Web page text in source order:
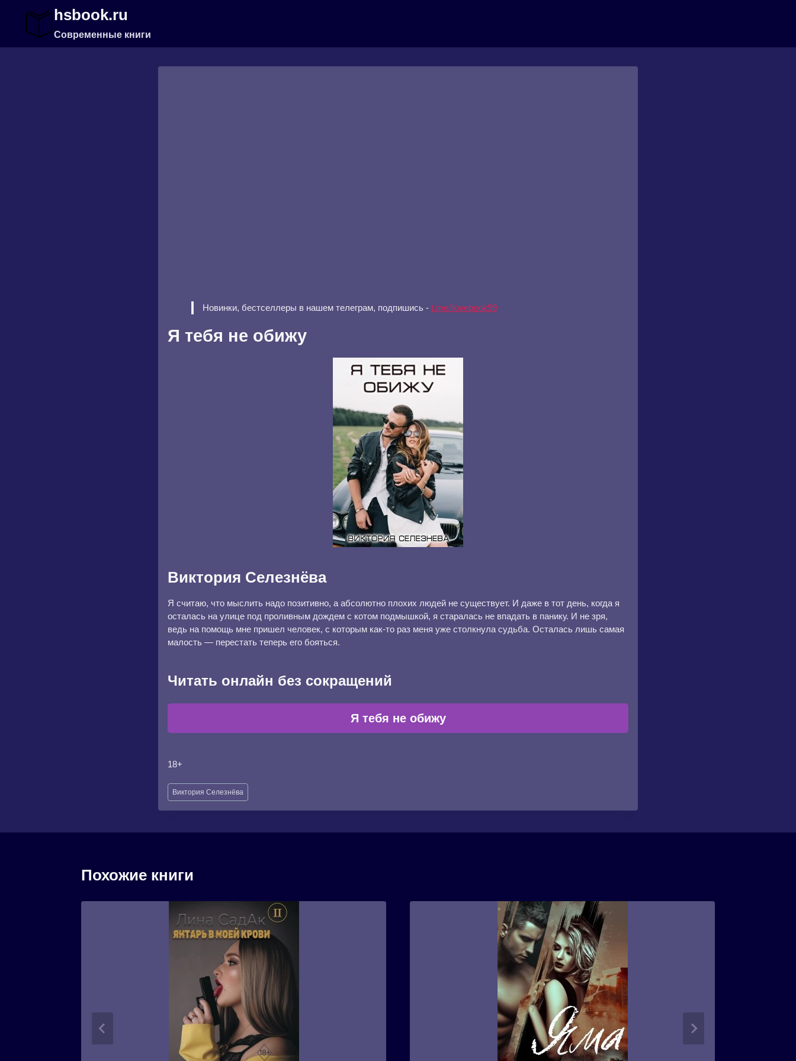
содержимому
hsbook.ru
Современные книги
Новинки, бестселлеры в нашем телеграм, подпишись - t.me/ilovebook99
Я тебя не обижу
Виктория Селезнёва
Я считаю, что мыслить надо позитивно, а абсолютно плохих людей не существует. И даже в тот день, когда я
осталась на улице под проливным дождем с котом подмышкой, я старалась не впадать в панику. И не зря,
ведь на помощь мне пришел человек, с которым как-то раз меня уже столкнула судьба. Осталась лишь самая
малость — перестать теперь его бояться.
Читать онлайн без сокращений
Я тебя не обижу
18+
Метки
записи:
Виктория Селезнёва
Похожие книги